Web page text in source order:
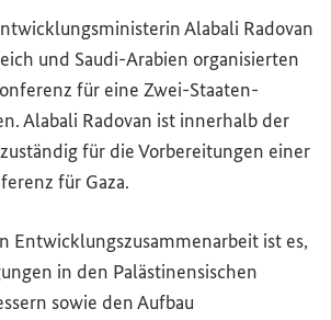
Alabali Radovan
und Saudi-Arabien organisierten
für eine Zwei-Staaten-
Alabali Radovan ist innerhalb der
für die Vorbereitungen einer
für Gaza.
Entwicklungszusammenarbeit ist es,
in den Palästinensischen
sowie den Aufbau